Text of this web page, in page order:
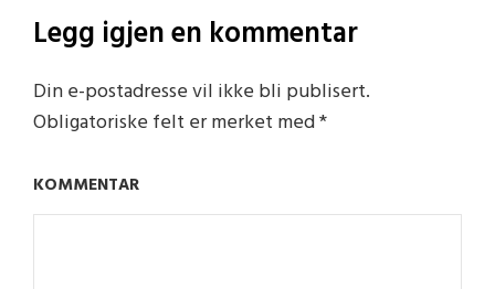
Legg igjen en kommentar
Din e-postadresse vil ikke bli publisert.
Obligatoriske felt er merket med*
KOMMENTAR